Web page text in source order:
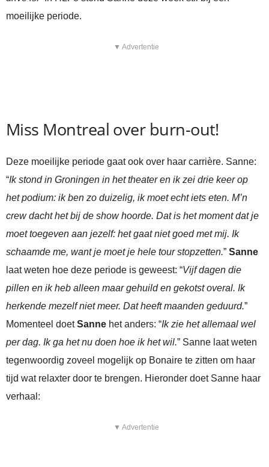
moeilijke periode.
▼ Advertentie
Miss Montreal over burn-out!
Deze moeilijke periode gaat ook over haar carrière. Sanne:
“Ik stond in Groningen in het theater en ik zei drie keer op
het podium: ik ben zo duizelig, ik moet echt iets eten. M’n
crew dacht het bij de show hoorde. Dat is het moment dat je
moet toegeven aan jezelf: het gaat niet goed met mij. Ik
schaamde me, want je moet je hele tour stopzetten.” Sanne
laat weten hoe deze periode is geweest: “Vijf dagen die
pillen en ik heb alleen maar gehuild en gekotst overal. Ik
herkende mezelf niet meer. Dat heeft maanden geduurd.”
Momenteel doetSanne het anders: “Ik zie het allemaal wel
per dag. Ik ga het nu doen hoe ik het wil.” Sanne laat weten
tegenwoordig zoveel mogelijk op Bonaire te zitten om haar
tijd wat relaxter door te brengen. Hieronder doet Sanne haar
verhaal:
▼ Advertentie